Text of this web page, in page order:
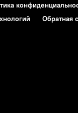
Обратная